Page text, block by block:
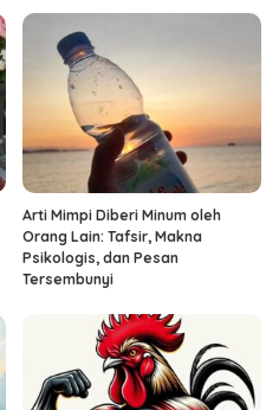
Arti Mimpi Diberi Minum oleh
Orang Lain: Tafsir, Makna
Psikologis, dan Pesan
Tersembunyi